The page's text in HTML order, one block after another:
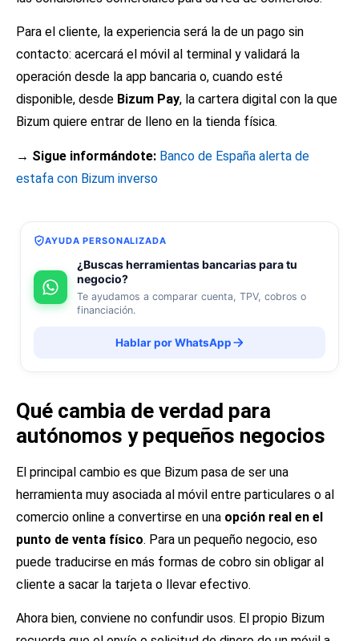
Para el cliente, la experiencia será la de un pago sin
contacto: acercará el móvil al terminal y validará la
operación desde la app bancaria o, cuando esté
disponible, desde Bizum Pay, la cartera digital con la que
Bizum quiere entrar de lleno en la tienda física.
→ Sigue informándote: Banco de España alerta de
estafa con Bizum inverso
AYUDA PERSONALIZADA
¿Buscas herramientas bancarias para tu
negocio?
Te ayudamos a comparar cuenta, TPV, cobros o
financiación.
Hablar por WhatsApp
Qué cambia de verdad para
autónomos y pequeños negocios
El principal cambio es que Bizum pasa de ser una
herramienta muy asociada al móvil entre particulares o al
comercio online a convertirse en una opción real en el
punto de venta físico. Para un pequeño negocio, eso
puede traducirse en más formas de cobro sin obligar al
cliente a sacar la tarjeta o llevar efectivo.
Ahora bien, conviene no confundir usos. El propio Bizum